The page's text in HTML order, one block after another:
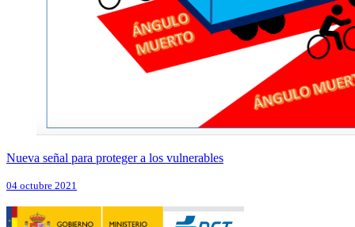
Nueva señal para proteger a los vulnerables
04 octubre 2021